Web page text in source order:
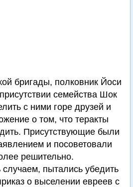
бригады, полковник Йоси
семейства Шок
с ними горе друзей и
о том, что теракты
Присутствующие были
и посоветовали
решительно.
пытались убедить
о выселении евреев с